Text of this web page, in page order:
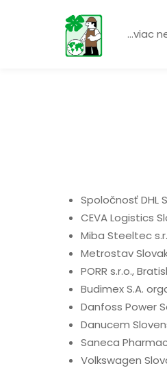
...viac
Spoločnosť DHL
CEVA Logistics
Miba Steeltec
Metrostav
PORR s.r.o.,
Budimex S.A.
Danfoss Power
Danucem
Saneca
Volkswagen